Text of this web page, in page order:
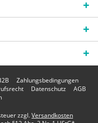
Zahlungsbedingungen
Datenschutz
AGB
zzgl.Versandkosten